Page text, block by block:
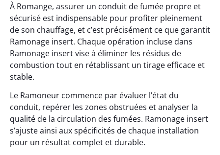
À Romange, assurer un conduit de fumée propre et
sécurisé est indispensable pour profiter pleinement
de son chauffage, et c’est précisément ce que garantit
Ramonage insert. Chaque opération incluse dans
Ramonage insert vise à éliminer les résidus de
combustion tout en rétablissant un tirage efficace et
stable.
Le Ramoneur commence par évaluer l’état du
conduit, repérer les zones obstruées et analyser la
qualité de la circulation des fumées. Ramonage insert
s’ajuste ainsi aux spécificités de chaque installation
pour un résultat complet et durable.